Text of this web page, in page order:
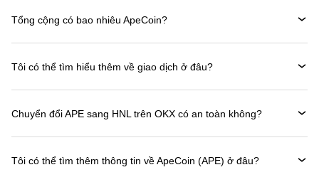
Tổng cộng có bao nhiêu ApeCoin?
Tôi có thể tìm hiểu thêm về giao dịch ở đâu?
Chuyển đổi APE sang HNL trên OKX có an toàn không?
Tôi có thể tìm thêm thông tin về ApeCoin (APE) ở đâu?